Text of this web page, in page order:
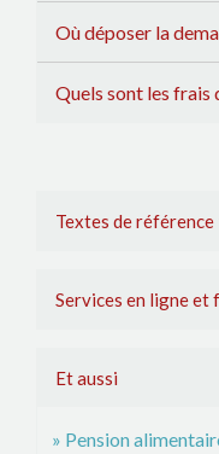
Où déposer la
Quels sont les frais
Textes de référence
Services en ligne et
Et aussi
Pension